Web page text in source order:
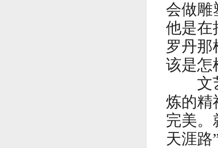
会做雕
他是在
罗丹那
该是怎
文艺
炼的精
完美。
天涯路